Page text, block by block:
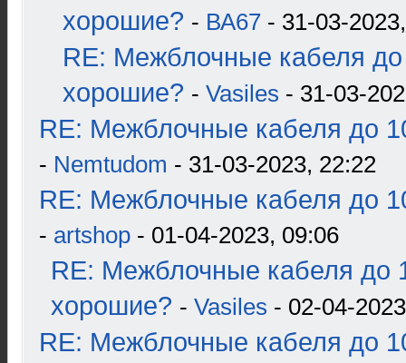
хорошие? - ВА67 - 31-03-
RE: Межблочные кабеля до
хорошие? - Vasiles - 31-03-
RE: Межблочные кабеля до
- Nemtudom - 31-03-2023, 22:22
RE: Межблочные кабеля до
- artshop - 01-04-2023, 09:06
RE: Межблочные кабеля до
хорошие? - Vasiles - 02-04-
RE: Межблочные кабеля до